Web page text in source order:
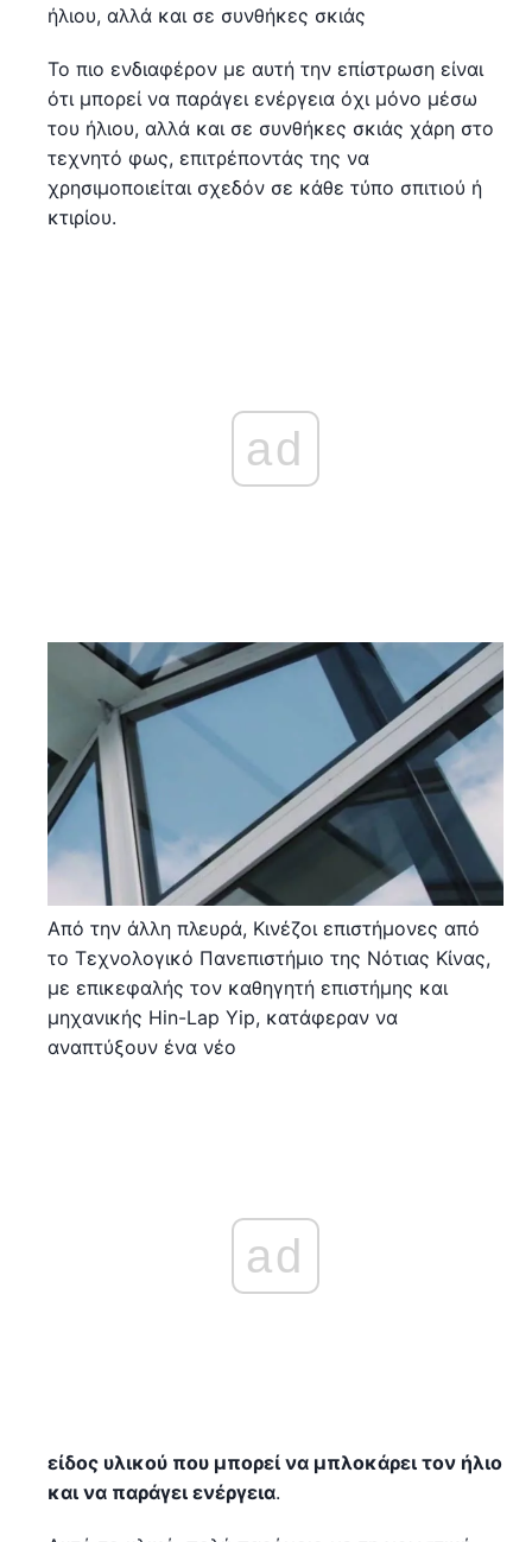
ήλιου, αλλά και σε συνθήκες σκιάς
Το πιο ενδιαφέρον με αυτή την επίστρωση είναι
ότι μπορεί να παράγει ενέργεια όχι μόνο μέσω
του ήλιου, αλλά και σε συνθήκες σκιάς χάρη στο
τεχνητό φως, επιτρέποντάς της να
χρησιμοποιείται σχεδόν σε κάθε τύπο σπιτιού ή
κτιρίου.
ad
Από την άλλη πλευρά, Κινέζοι επιστήμονες από
το Τεχνολογικό Πανεπιστήμιο της Νότιας Κίνας,
με επικεφαλής τον καθηγητή επιστήμης και
μηχανικής Hin-Lap Yip, κατάφεραν να
αναπτύξουν ένα νέο
ad
είδος υλικού που μπορεί να μπλοκάρει τον ήλιο
και να παράγει ενέργεια.